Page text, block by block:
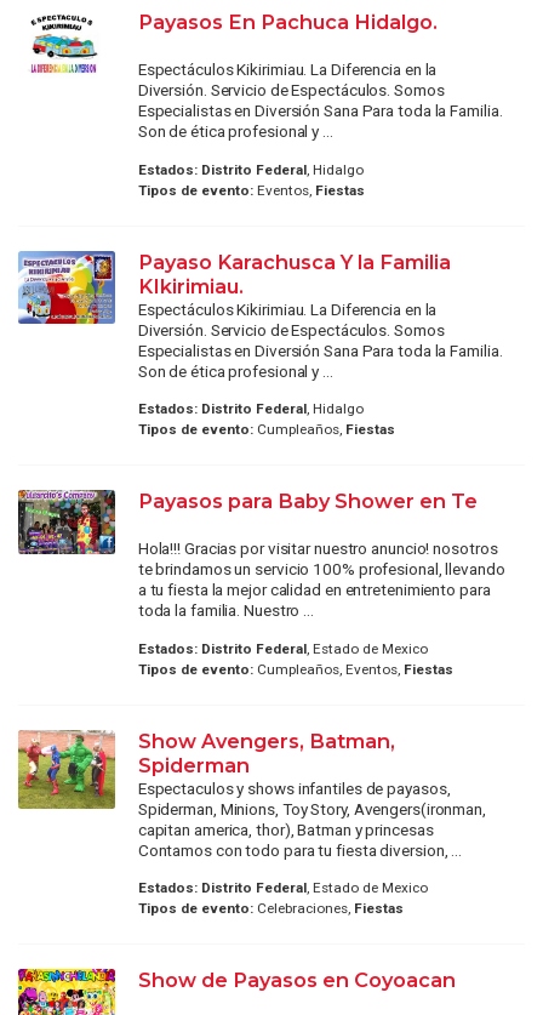
Payasos En Pachuca Hidalgo.
Espectáculos Kikirimiau. La Diferencia en la
Diversión. Servicio de Espectáculos. Somos
Especialistas en Diversión Sana Para toda la Familia.
Son de ética profesional y ...
Estados: Distrito Federal, Hidalgo
Tipos de evento:Eventos, Fiestas
Payaso Karachusca Y la Familia
KIkirimiau.
Espectáculos Kikirimiau. La Diferencia en la
Diversión. Servicio de Espectáculos. Somos
Especialistas en Diversión Sana Para toda la Familia.
Son de ética profesional y ...
Estados: Distrito Federal, Hidalgo
Tipos de evento:Cumpleaños, Fiestas
Payasos para Baby Shower en Te
Hola!!! Gracias por visitar nuestro anuncio! nosotros
te brindamos un servicio 100% profesional, llevando
a tu fiesta la mejor calidad en entretenimiento para
toda la familia. Nuestro ...
Estados: Distrito Federal, Estado de Mexico
Tipos de evento:Cumpleaños, Eventos, Fiestas
Show Avengers, Batman,
Spiderman
Espectaculos y shows infantiles de payasos,
Spiderman, Minions, Toy Story, Avengers(ironman,
capitan america, thor), Batman y princesas
Contamos con todo para tu fiesta diversion, ...
Estados: Distrito Federal, Estado de Mexico
Tipos de evento:Celebraciones, Fiestas
Show de Payasos en Coyoacan